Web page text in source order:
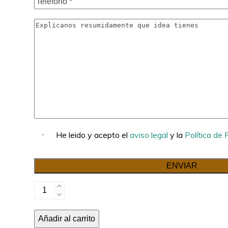
He leido y acepto elaviso legal y la Política de
Obra
cantidad
Añadir al carrito